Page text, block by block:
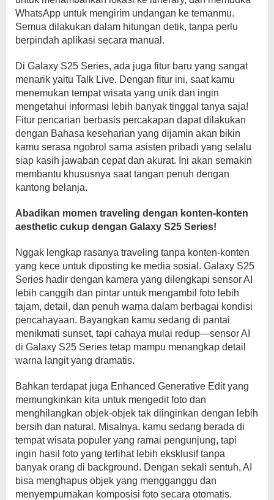
WhatsApp untuk mengirim undangan ke temanmu.
Semua dilakukan dalam hitungan detik, tanpa perlu
berpindah aplikasi secara manual.
Di Galaxy S25 Series, ada juga fitur baru yang sangat
menarik yaitu Talk Live. Dengan fitur ini, saat kamu
menemukan tempat wisata yang unik dan ingin
mengetahui informasi lebih banyak tinggal tanya saja!
Fitur pencarian berbasis percakapan dapat dilakukan
dengan Bahasa keseharian yang dijamin akan bikin
kamu serasa ngobrol sama asisten pribadi yang selalu
siap kasih jawaban cepat dan akurat. Ini akan semakin
membantu khususnya saat tangan penuh dengan
kantong belanja.
Abadikan momen traveling dengan konten-konten
aesthetic cukup dengan Galaxy S25 Series!
Nggak lengkap rasanya traveling tanpa konten-konten
yang kece untuk diposting ke media sosial. Galaxy S25
Series hadir dengan kamera yang dilengkapi sensor AI
lebih canggih dan pintar untuk mengambil foto lebih
tajam, detail, dan penuh warna dalam berbagai kondisi
pencahayaan. Bayangkan kamu sedang di pantai
menikmati sunset, tapi cahaya mulai redup—sensor AI
di Galaxy S25 Series tetap mampu menangkap detail
warna langit yang dramatis.
Bahkan terdapat juga Enhanced Generative Edit yang
memungkinkan kita untuk mengedit foto dan
menghilangkan objek-objek tak diinginkan dengan lebih
bersih dan natural. Misalnya, kamu sedang berada di
tempat wisata populer yang ramai pengunjung, tapi
ingin hasil foto yang terlihat lebih eksklusif tanpa
banyak orang di background. Dengan sekali sentuh, AI
bisa menghapus objek yang mengganggu dan
menyempurnakan komposisi foto secara otomatis.